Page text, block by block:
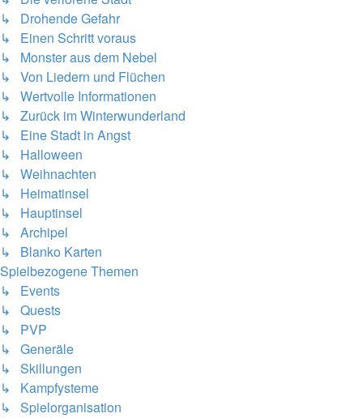
↳ Drohende Gefahr
↳ Einen Schritt voraus
↳ Monster aus dem Nebel
↳ Von Liedern und Flüchen
↳ Wertvolle Informationen
↳ Zurück im Winterwunderland
↳ Eine Stadt in Angst
↳ Halloween
↳ Weihnachten
↳ Heimatinsel
↳ Hauptinsel
↳ Archipel
↳ Blanko Karten
Spielbezogene Themen
↳ Events
↳ Quests
↳ PVP
↳ Generäle
↳ Skillungen
↳ Kampfysteme
↳ Spielorganisation